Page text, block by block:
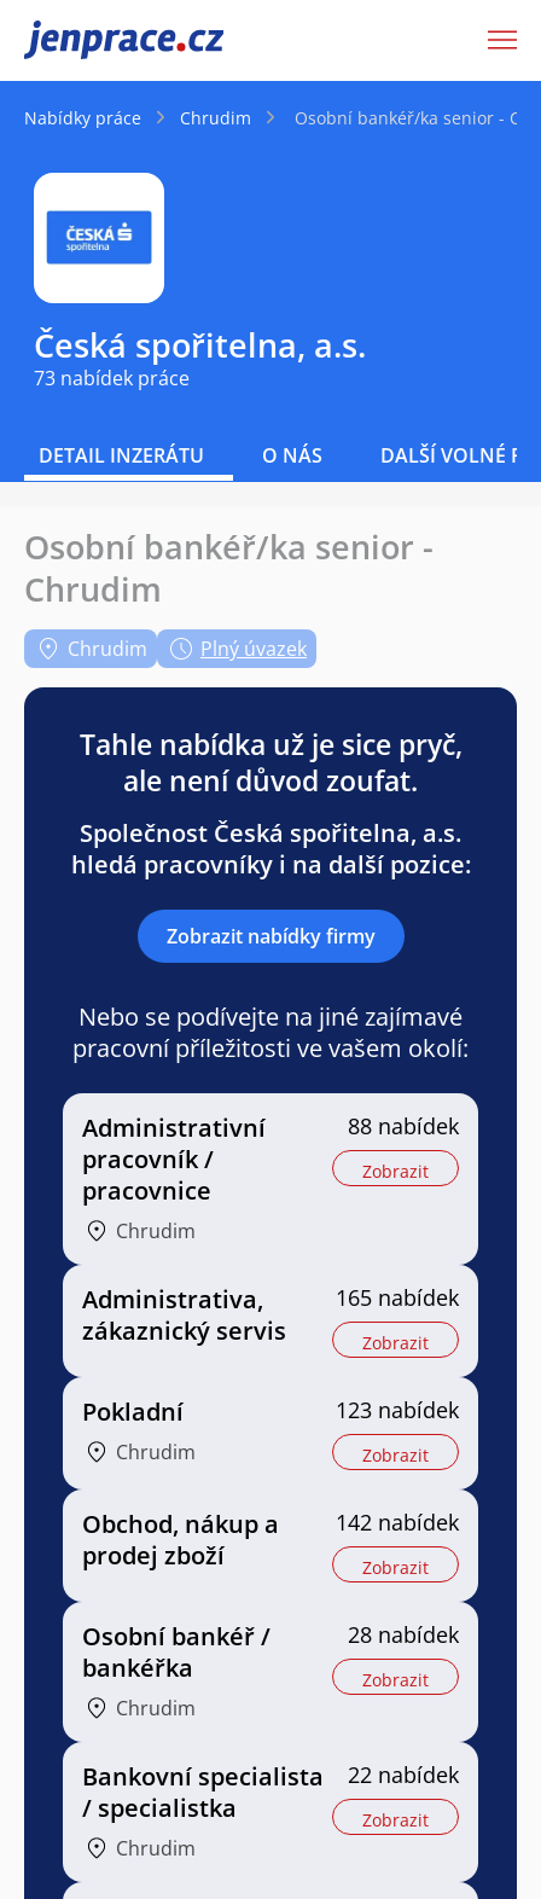
JenPráce.cz
Nabídky práce Chrudim Osobní bankéř/ka senior -
Česká spořitelna, a.s.
73 nabídek práce
DETAIL INZERÁTU O NÁS DALŠÍ VOLNÉ
Osobní bankéř/ka senior -
Chrudim
Chrudim Plný úvazek
Tahle nabídka už je sice pryč,
ale není důvod zoufat.
Společnost Česká spořitelna, a.s.
hledá pracovníky i na další pozice:
Zobrazit nabídky firmy
Nebo se podívejte na jiné zajímavé
pracovní příležitosti ve vašem okolí:
Administrativní
pracovník /
pracovnice
Chrudim
88 nabídek
Zobrazit
Administrativa,
zákaznický servis
165 nabídek
Zobrazit
Pokladní
Chrudim
123 nabídek
Zobrazit
Obchod, nákup a
prodej zboží
142 nabídek
Zobrazit
Osobní bankéř /
bankéřka
Chrudim
28 nabídek
Zobrazit
Bankovní specialista
/ specialistka
Chrudim
22 nabídek
Zobrazit